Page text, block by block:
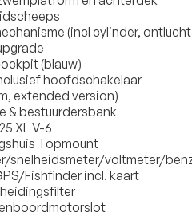
(incl cylinder,
(blauw)
hoofdschakelaar
extended version)
& bestuurdersbank
XL V-6
Topmount
snelheidsmeter/voltmeter/
Fishfinder incl. kaart